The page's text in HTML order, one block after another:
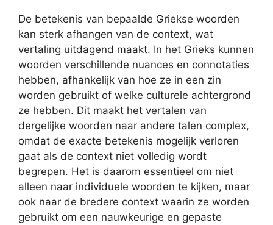
De betekenis van bepaalde Griekse woorden
kan sterk afhangen van de context, wat
vertaling uitdagend maakt. In het Grieks kunnen
woorden verschillende nuances en connotaties
hebben, afhankelijk van hoe ze in een zin
worden gebruikt of welke culturele achtergrond
ze hebben. Dit maakt het vertalen van
dergelijke woorden naar andere talen complex,
omdat de exacte betekenis mogelijk verloren
gaat als de context niet volledig wordt
begrepen. Het is daarom essentieel om niet
alleen naar individuele woorden te kijken, maar
ook naar de bredere context waarin ze worden
gebruikt om een nauwkeurige en gepaste